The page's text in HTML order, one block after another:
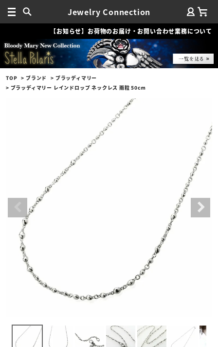
Jewelry Connection
【お知らせ】お荷物のお届け・お問い合わせ業務について
TOP ブランド
ブラッディマリー
ブラッディマリー レインドロップ ネックレス 雨粒 50cm